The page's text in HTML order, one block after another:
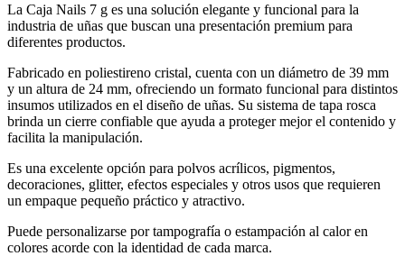
La Caja Nails 7 g es una solución elegante y funcional para la
industria de uñas que buscan una presentación premium para
diferentes productos.
Fabricado en poliestireno cristal, cuenta con un diámetro de 39 mm
y un altura de 24 mm, ofreciendo un formato funcional para distintos
insumos utilizados en el diseño de uñas. Su sistema de tapa rosca
brinda un cierre confiable que ayuda a proteger mejor el contenido y
facilita la manipulación.
Es una excelente opción para polvos acrílicos, pigmentos,
decoraciones, glitter, efectos especiales y otros usos que requieren
un empaque pequeño práctico y atractivo.
Puede personalizarse por tampografía o estampación al calor en
colores acorde con la identidad de cada marca.